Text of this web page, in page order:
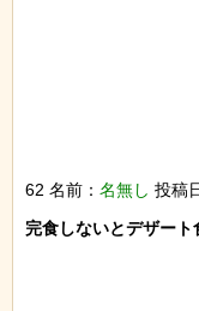
62 名前： 名無し 投稿
完食しないとデザー